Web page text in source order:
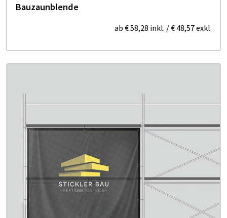
Bauzaunblende
ab € 58,28 inkl. /€ 48,57exkl.